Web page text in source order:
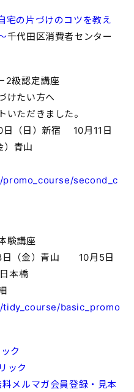
宅の片づけのコツを教え
千代田区消費者センター
2級認定講座
けたい方へ
いただきました。
（日）新宿 10月11日
青山
second_c
験講座
（金）青山 10月5日
本橋
basic_promo
ク
ック
料メルマガ会員登録・見本